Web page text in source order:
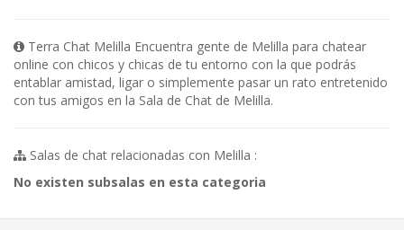
Terra Chat Melilla Encuentra gente de Melilla para chatear
online con chicos y chicas de tu entorno con la que podrás
entablar amistad, ligar o simplemente pasar un rato entretenido
con tus amigos en la Sala de Chat de Melilla.
Salas de chat relacionadas con Melilla :
No existen subsalas en esta categoria